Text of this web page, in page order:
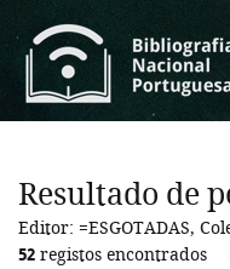
Resultado de
Editor: =ESGOTADAS,
52 registos encontrados